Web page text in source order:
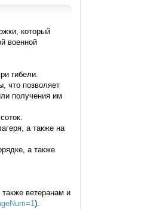
который
военной
гибели.
что позволяет
получения им
а также на
а также
ветеранам и
).